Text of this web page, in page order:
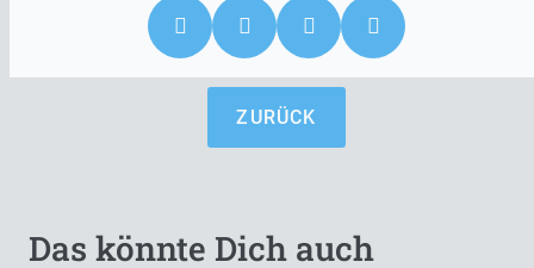
ZURÜCK
Das könnte Dich auch